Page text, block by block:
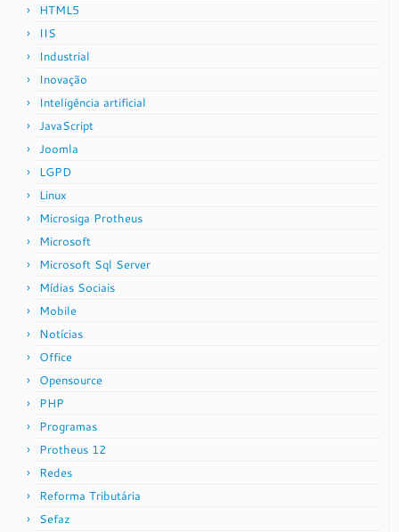
HTML5
IIS
Industrial
Inovação
Inteligência artificial
JavaScript
Joomla
LGPD
Linux
Microsiga Protheus
Microsoft
Microsoft Sql Server
Mídias Sociais
Mobile
Notícias
Office
Opensource
PHP
Programas
Protheus 12
Redes
Reforma Tributária
Sefaz